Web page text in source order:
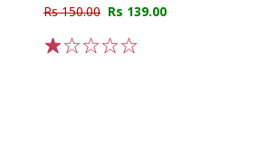
Rs 150.00 Rs 139.00